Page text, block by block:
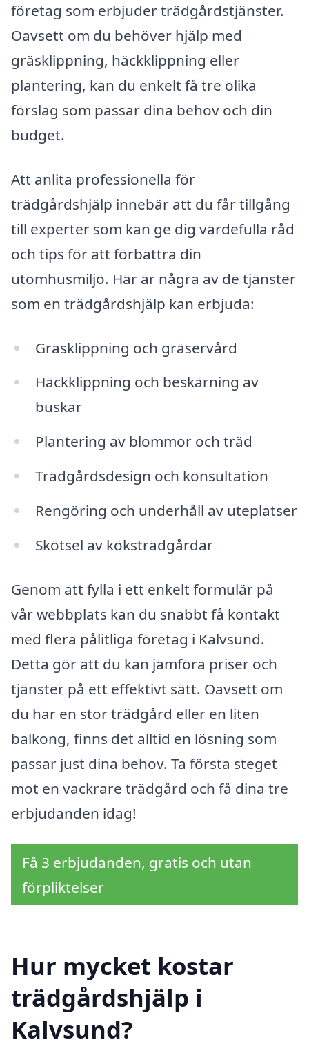
företag som erbjuder trädgårdstjänster.
Oavsett om du behöver hjälp med
gräsklippning, häckklippning eller
plantering, kan du enkelt få tre olika
förslag som passar dina behov och din
budget.
Att anlita professionella för
trädgårdshjälp innebär att du får tillgång
till experter som kan ge dig värdefulla råd
och tips för att förbättra din
utomhusmiljö. Här är några av de tjänster
som en trädgårdshjälp kan erbjuda:
Gräsklippning och gräservård
Häckklippning och beskärning av
buskar
Plantering av blommor och träd
Trädgårdsdesign och konsultation
Rengöring och underhåll av uteplatser
Skötsel av köksträdgårdar
Genom att fylla i ett enkelt formulär på
vår webbplats kan du snabbt få kontakt
med flera pålitliga företag i Kalvsund.
Detta gör att du kan jämföra priser och
tjänster på ett effektivt sätt. Oavsett om
du har en stor trädgård eller en liten
balkong, finns det alltid en lösning som
passar just dina behov. Ta första steget
mot en vackrare trädgård och få dina tre
erbjudanden idag!
Få 3 erbjudanden, gratis och utan
förpliktelser
Hur mycket kostar
trädgårdshjälp i
Kalvsund?